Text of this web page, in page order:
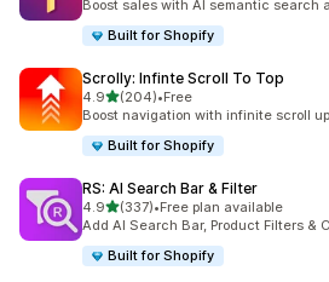
Boost sales with AI semantic search
Built for Shopify
Scrolly: Infinte Scroll To Top
4.9เต็ม 5 ดาว
(204)
ทั้งหมด 204 รีวิว
•Free
Boost navigation with infinite scroll
Built for Shopify
RS: AI Search Bar & Filter
4.9เต็ม 5 ดาว
(337)
ทั้งหมด 337 รีวิว
•Free plan available
Add AI Search Bar, Product Filters &
Built for Shopify